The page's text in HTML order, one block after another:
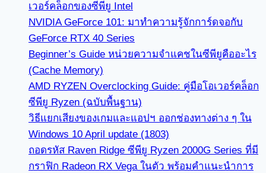
เวอร์คล็อกของซีพียู Intel
NVIDIA GeForce 101: มาทำความรู้จักการ์ดจอกับ
GeForce RTX 40 Series
Beginner’s Guide หน่วยความจำแคชในซีพียูคืออะไร
(Cache Memory)
AMD RYZEN Overclocking Guide: คู่มือโอเวอร์คล็อก
ซีพียู Ryzen (ฉบับพื้นฐาน)
วิธีแยกเสียงของเกมและแอปฯ ออกช่องทางต่าง ๆ ใน
Windows 10 April update (1803)
ถอดรหัส Raven Ridge ซีพียู Ryzen 2000G Series ที่มี
กราฟิก Radeon RX Vega ในตัว พร้อมคำแนะนำการ